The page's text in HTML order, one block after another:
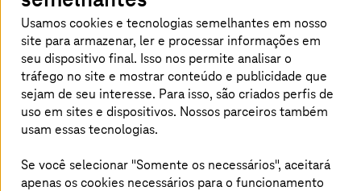
FinOps
Otimize o financiamento de sua nuvem com nossas
soluções personalizadas de FinOps.
Saiba mais
Usamos cookies e tecnologias semelhantes em nosso
site para armazenar, ler e processar informações em
seu dispositivo final. Isso nos permite analisar o
tráfego no site e mostrar conteúdo e publicidade que
sejam de seu interesse. Para isso, são criados perfis de
uso em sites e dispositivos. Nossos parceiros também
usam essas tecnologias.
Se você selecionar "Somente os necessários", aceitará
apenas os cookies necessários para o funcionamento